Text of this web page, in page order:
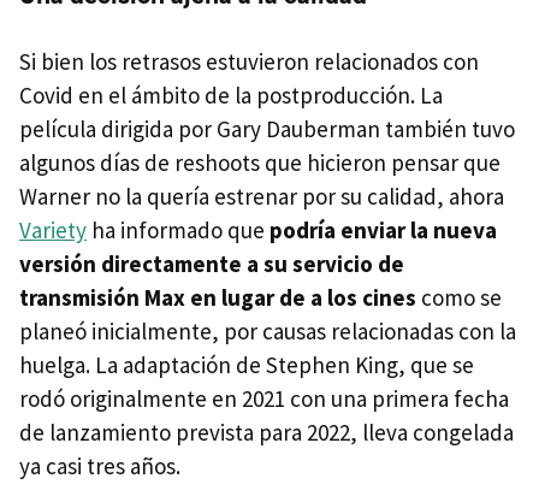
Si bien los retrasos estuvieron relacionados con
Covid en el ámbito de la postproducción. La
película dirigida por Gary Dauberman también tuvo
algunos días de reshoots que hicieron pensar que
Warner no la quería estrenar por su calidad, ahora
Variety ha informado que podría enviar la nueva
versión directamente a su servicio de
transmisión Max en lugar de a los cines como se
planeó inicialmente, por causas relacionadas con la
huelga. La adaptación de Stephen King, que se
rodó originalmente en 2021 con una primera fecha
de lanzamiento prevista para 2022, lleva congelada
ya casi tres años.